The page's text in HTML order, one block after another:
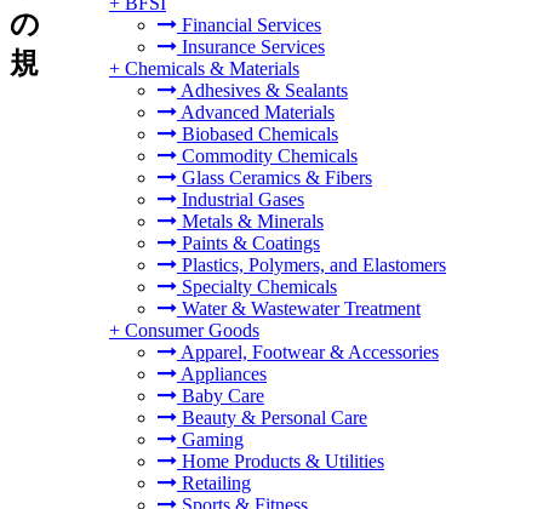
Financial Services
Insurance Services
+ Chemicals & Materials
Adhesives & Sealants
Advanced Materials
Biobased Chemicals
Commodity Chemicals
Glass Ceramics & Fibers
Industrial Gases
Metals & Minerals
Paints & Coatings
Plastics, Polymers, and Elastomers
Specialty Chemicals
Water & Wastewater Treatment
+ Consumer Goods
Apparel, Footwear & Accessories
Appliances
Baby Care
Beauty & Personal Care
Gaming
Home Products & Utilities
Retailing
Sports & Fitness
の
規